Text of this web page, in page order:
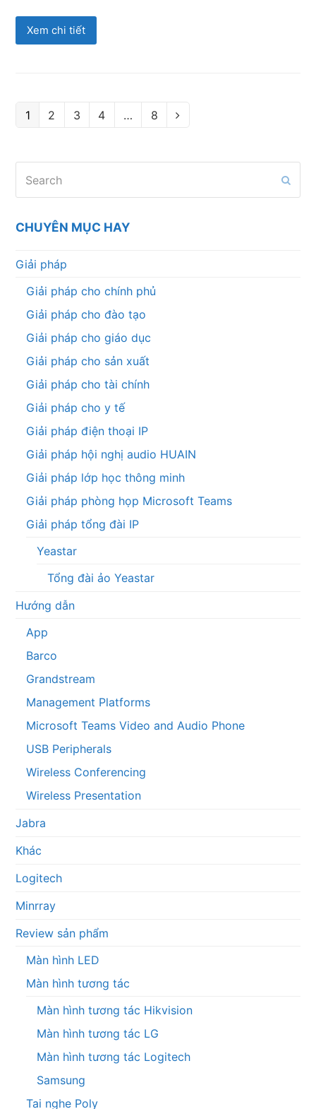
Xem chi tiết
Page
1 Page
2 Page
3 Page
4 … Page
8 Next
CHUYÊN MỤC HAY
Giải pháp
Giải pháp cho chính phủ
Giải pháp cho đào tạo
Giải pháp cho giáo dục
Giải pháp cho sản xuất
Giải pháp cho tài chính
Giải pháp cho y tế
Giải pháp điện thoại IP
Giải pháp hội nghị audio HUAIN
Giải pháp lớp học thông minh
Giải pháp phòng họp Microsoft Teams
Giải pháp tổng đài IP
Yeastar
Tổng đài ảo Yeastar
Hướng dẫn
App
Barco
Grandstream
Management Platforms
Microsoft Teams Video and Audio Phone
USB Peripherals
Wireless Conferencing
Wireless Presentation
Jabra
Khác
Logitech
Minrray
Review sản phẩm
Màn hình LED
Màn hình tương tác
Màn hình tương tác Hikvision
Màn hình tương tác LG
Màn hình tương tác Logitech
Samsung
Tai nghe Poly